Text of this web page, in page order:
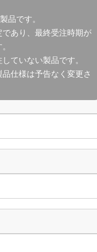
品です。
あり、最終受注時期が
ていない製品です。
仕様は予告なく変更さ